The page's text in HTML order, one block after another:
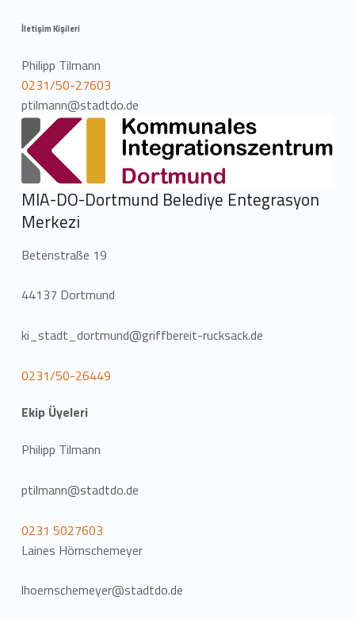
İletişim Kişileri
Philipp Tilmann
0231/50-27603
ptilmann@stadtdo.de
MIA-DO-Dortmund Belediye Entegrasyon
Merkezi
Betenstraße 19
44137 Dortmund
ki_stadt_dortmund@griffbereit-rucksack.de
0231/50-26449
Ekip Üyeleri
Philipp Tilmann
ptilmann@stadtdo.de
0231 5027603
Laines Hörnschemeyer
lhoernschemeyer@stadtdo.de